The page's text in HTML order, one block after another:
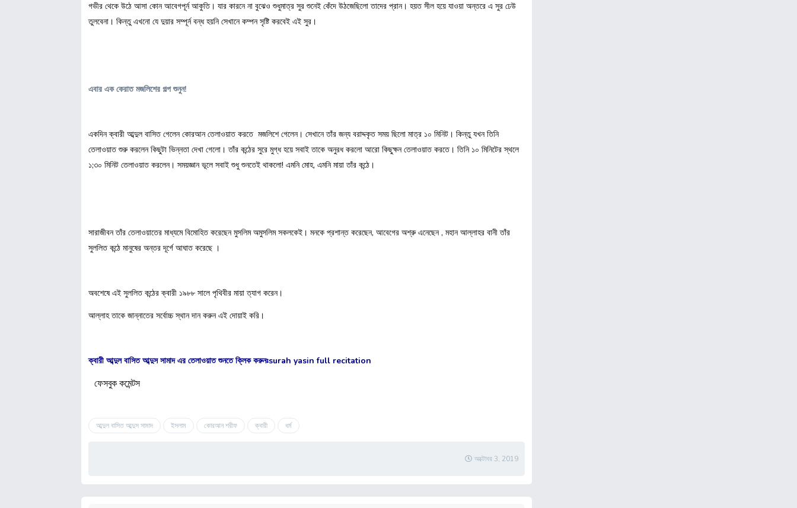
গভীর থেকে উঠে আসা কোন আবেগপূর্ন আকুতি। যার কারনে না বুঝেও শুধুমাত্র সুর শুনেই কেঁদে উঠজেছিলো তাদের প্রান। হয়ত সীল হয়ে যাওয়া অন্তরে এ সুর ঢেউ
তুলবেনা। কিন্তু এখনো যে দুয়ার সম্পূর্ন বন্ধ হয়নি সেখানে কম্পন সৃষ্টি করবেই এই সুর।
এবার এক কেরাত মজলিশের গল্প শুনুন!
একদিন ক্বারী আব্দুল বাসিত গেলেন কোরআন তেলাওয়াত করতে মজলিশে গেলেন। সেখানে তাঁর জন্য বরাদ্দকৃত সময় ছিলো মাত্র ১০ মিনিট। কিন্তু যখন তিনি
তেলাওয়াত শুরু করলেন কিছুটা ভিন্নতা দেখা গেলো। তাঁর কন্ঠের সুরে মুগ্ধ হয়ে সবাই তাকে অনুরধ করলো আরো কিছুক্ষন তেলাওয়াত করতে। তিনি ১০ মিনিটের স্থলে
১;৩০ মিনিট তেলাওয়াত করলেন। সময়জ্ঞান ভূলে সবাই শুধু শুনতেই থাকলো! এমনি মোহ, এমনি মায়া তাঁর কন্ঠে।
সারাজীবন তাঁর তেলাওয়াতের মাধ্যমে বিমোহিত করেছেন মুসলিম অমুসলিম সকলকেই। মনকে প্রশান্ত করেছেন, আবেগের অশ্রু এনেছেন , মহান আল্লাহর বানী তাঁর
সুললিত কন্ঠে মানুষের অন্তর দূর্গে আঘাত করেছে ।
অবশেষে এই সুললিত কন্ঠের ক্বারী ১৯৮৮ সালে পৃথিবীর মায়া ত্যাগ করেন।
আল্লাহ তাকে জান্নাতের সর্বোচ্চ স্থান দান করুন এই দোয়াই করি।
ক্বারী আব্দুল বাসিত আব্দুস সামাদ এর তেলাওয়াত শুনতে ক্লিক করুনঃsurah yasin full recitation
ফেসবুক কমেন্টস
আব্দুল বাসিত আব্দুস সামাদ ইসলাম কোরআন শরীফ ক্বারী ধর্ম
অক্টোবর 3, 2019